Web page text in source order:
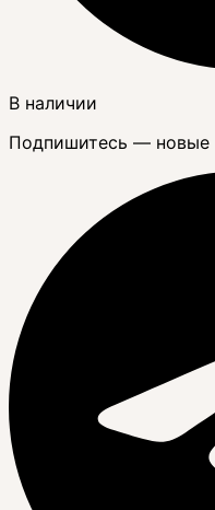
В наличии
Подпишитесь — новые